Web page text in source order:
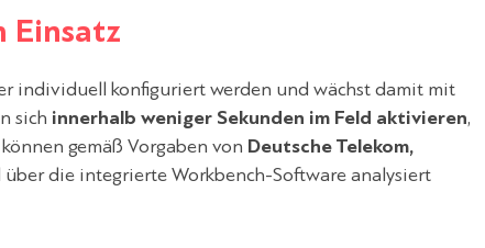
Einsatz
individuell konfiguriert werden und wächst damit mit
sich innerhalb weniger Sekunden im Feld aktivieren,
gemäß Vorgaben von Deutsche Telekom,
die integrierte Workbench-Software analysiert